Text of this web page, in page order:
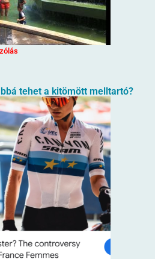
tehet a kitömött melltartó?